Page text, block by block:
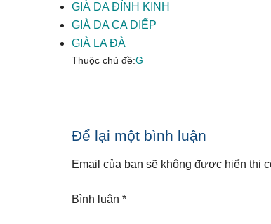
GIÀ DA ĐỈNH KINH
GIÀ DA CA DIẾP
GIÀ LA ĐÀ
Thuộc chủ đề:G
Reader
Interactions
Để lại một bình luận
Email của bạn sẽ không được hiển thị
Bình luận *